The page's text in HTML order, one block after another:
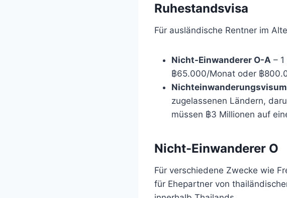
Ruhestandsvisa
Für ausländische Rentner im
Nicht-Einwanderer O-A –
฿65.000/Monat oder ฿
zugelassenen Ländern,
müssen ฿3 Millionen auf
Nicht-Einwanderer O
Für verschiedene Zwecke wie
für Ehepartner von